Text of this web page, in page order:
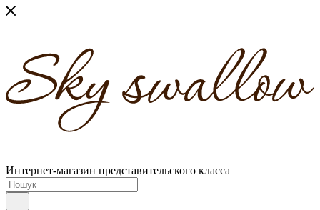
Интернет-магазин представительского класса